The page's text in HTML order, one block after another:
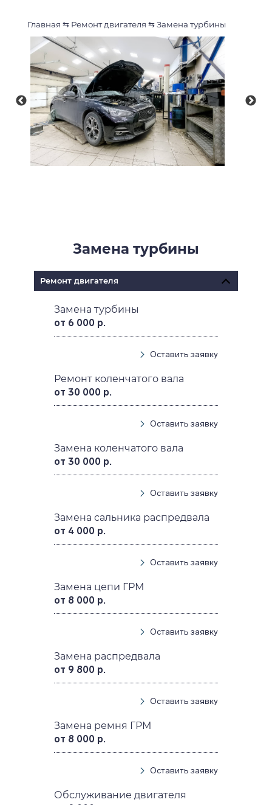
Главная ⇆ Ремонт двигателя ⇆Замена турбины
Замена турбины
Ремонт двигателя
Замена турбины
от 6 000 р.
Оставить заявку
Ремонт коленчатого вала
от 30 000 р.
Оставить заявку
Замена коленчатого вала
от 30 000 р.
Оставить заявку
Замена сальника распредвала
от 4 000 р.
Оставить заявку
Замена цепи ГРМ
от 8 000 р.
Оставить заявку
Замена распредвала
от 9 800 р.
Оставить заявку
Замена ремня ГРМ
от 8 000 р.
Оставить заявку
Обслуживание двигателя